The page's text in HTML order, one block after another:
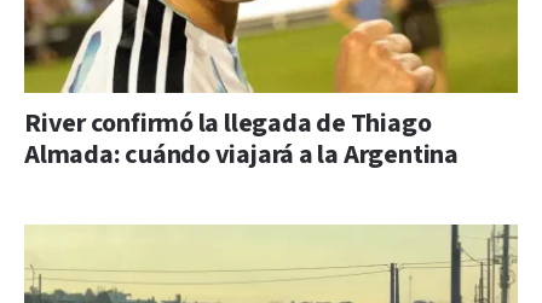
River confirmó la llegada de Thiago
Almada: cuándo viajará a la Argentina